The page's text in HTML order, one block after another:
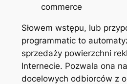
commerce
Słowem wstępu, lub
programmatic to
sprzedaży powierzchni
Internecie. Pozwala ona
docelowych odbiorców z